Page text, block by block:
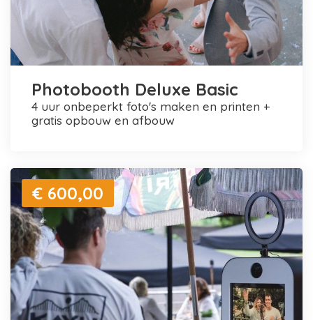
Photobooth Deluxe Basic
4 uur onbeperkt foto's maken en printen +
gratis opbouw en afbouw
€ 600,00